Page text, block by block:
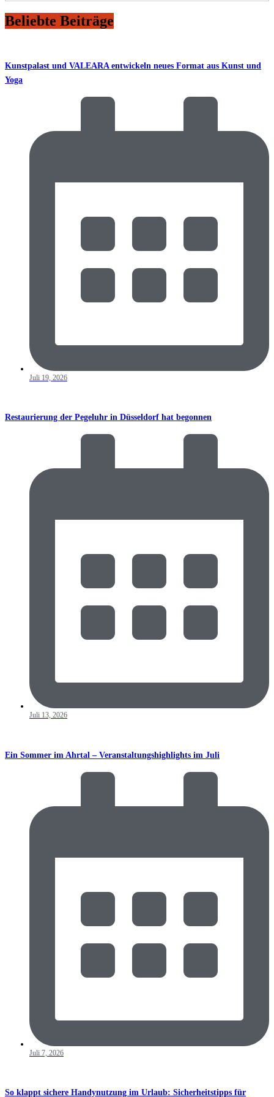
Beliebte Beiträge
Kunstpalast und VALEARA entwickeln neues Format aus Kunst und
Yoga
Juli 19, 2026
Restaurierung der Pegeluhr in Düsseldorf hat begonnen
Juli 13, 2026
Ein Sommer im Ahrtal – Veranstaltungshighlights im Juli
Juli 7, 2026
So klappt sichere Handynutzung im Urlaub: Sicherheitstipps für